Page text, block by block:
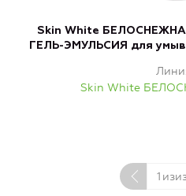
Skin White
ГЕЛЬ-ЭМУЛЬСИЯ для
Skin White
1